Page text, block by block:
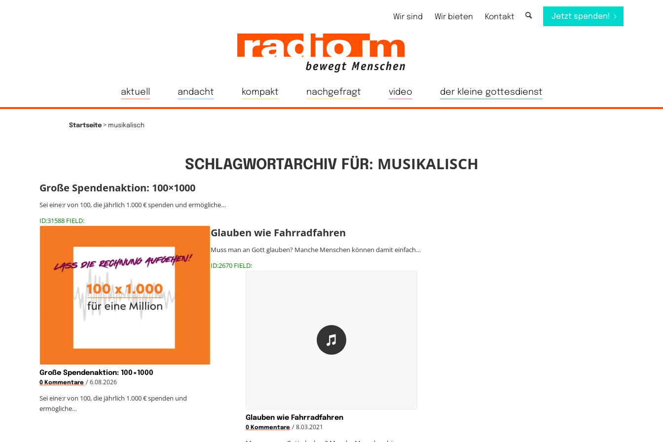
Wir sind Wir bieten Kontakt Jetzt spenden!
aktuell andacht kompakt nachgefragt video der kleine gottesdienst
Startseite > musikalisch
SCHLAGWORTARCHIV FÜR: MUSIKALISCH
Große Spendenaktion: 100×1000
Sei eine:r von 100, die jährlich 1.000 € spenden und ermögliche…
ID:31588 FIELD:
Große Spendenaktion: 100×1000
0 Kommentare / 6.08.2026
Sei eine:r von 100, die jährlich 1.000 € spenden und
ermögliche…
Glauben wie Fahrradfahren
Muss man an Gott glauben? Manche Menschen können damit einfach…
ID:2670 FIELD:
Glauben wie Fahrradfahren
0 Kommentare / 8.03.2021